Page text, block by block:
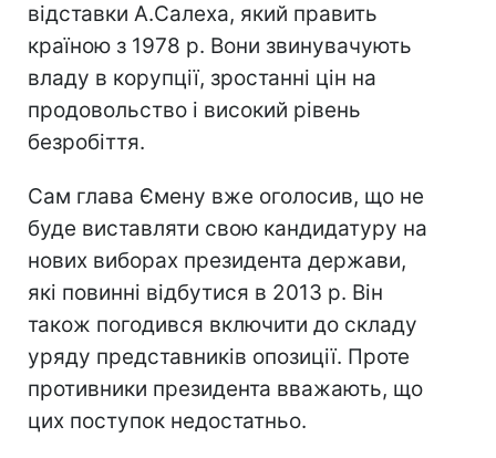
відставки А.Салеха, який править
країною з 1978 р. Вони звинувачують
владу в корупції, зростанні цін на
продовольство і високий рівень
безробіття.
Сам глава Ємену вже оголосив, що не
буде виставляти свою кандидатуру на
нових виборах президента держави,
які повинні відбутися в 2013 р. Він
також погодився включити до складу
уряду представників опозиції. Проте
противники президента вважають, що
цих поступок недостатньо.